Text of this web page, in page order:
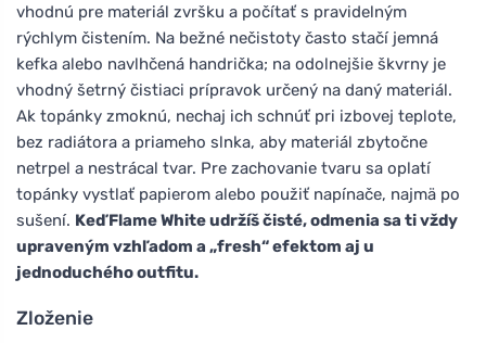
vhodnú pre materiál zvršku a počítať s pravidelným
rýchlym čistením. Na bežné nečistoty často stačí jemná
kefka alebo navlhčená handrička; na odolnejšie škvrny je
vhodný šetrný čistiaci prípravok určený na daný materiál.
Ak topánky zmoknú, nechaj ich schnúť pri izbovej teplote,
bez radiátora a priameho slnka, aby materiál zbytočne
netrpel a nestrácal tvar. Pre zachovanie tvaru sa oplatí
topánky vystlať papierom alebo použiť napínače, najmä po
sušení. Keď Flame White udržíš čisté, odmenia sa ti vždy
upraveným vzhľadom a „fresh“ efektom aj u
jednoduchého outfitu.
Zloženie